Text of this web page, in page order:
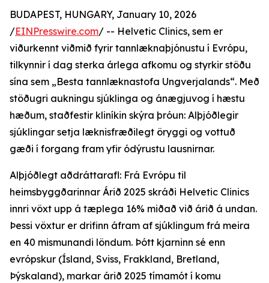
BUDAPEST, HUNGARY, January 10, 2026
/EINPresswire.com/ -- Helvetic Clinics, sem er
viðurkennt viðmið fyrir tannlæknaþjónustu í Evrópu,
tilkynnir í dag sterka árlega afkomu og styrkir stöðu
sína sem „Besta tannlæknastofa Ungverjalands“. Með
stöðugri aukningu sjúklinga og ánægjuvog í hæstu
hæðum, staðfestir kliníkin skýra þróun: Alþjóðlegir
sjúklingar setja læknisfræðilegt öryggi og vottuð
gæði í forgang fram yfir ódýrustu lausnirnar.
Alþjóðlegt aðdráttarafl: Frá Evrópu til
heimsbyggðarinnar Árið 2025 skráði Helvetic Clinics
innri vöxt upp á tæplega 16% miðað við árið á undan.
Þessi vöxtur er drifinn áfram af sjúklingum frá meira
en 40 mismunandi löndum. Þótt kjarninn sé enn
evrópskur (Ísland, Sviss, Frakkland, Bretland,
Þýskaland), markar árið 2025 tímamót í komu